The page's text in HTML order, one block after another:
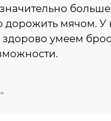
больше
дорожить мячом. У
умеем